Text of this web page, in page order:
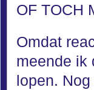
OF TOCH
Omdat
meende ik
lopen.